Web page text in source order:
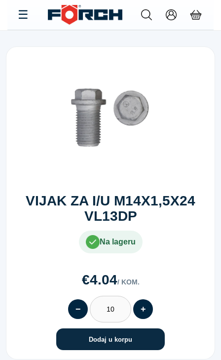
VIJAK ZA I/U M14X1,5X24
VL13DP
Na lageru
€4.04/ KOM.
− +
Dodaj u korpu